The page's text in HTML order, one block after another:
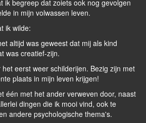
ik begreep dat zoiets ook nog gevolgen
in mijn volwassen leven.
ik wilde:
altijd was geweest dat mij als kind
was creatief-zijn.
eerst weer schilderijen. Bezig zijn met
plaats in mijn leven krijgen!
één met het ander verweven door, naast
dingen die ik mooi vind, ook te
andere psychologische thema's.